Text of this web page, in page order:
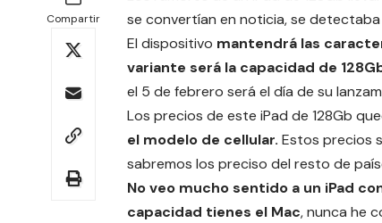
Compartir
se convertían en noticia,se detectaba
El dispositivo mantendrá las
variante será la capacidad de
el 5 de febrero será el día de su
Los precios de este iPad de 128Gb
el modelo de cellular. Estos precios
sabremos los preciso del resto de
No veo mucho sentido a un iPad
capacidad tienes el Mac, nunca he